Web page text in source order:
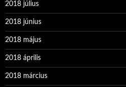
2018 július
2018 június
2018 május
2018 április
2018 március